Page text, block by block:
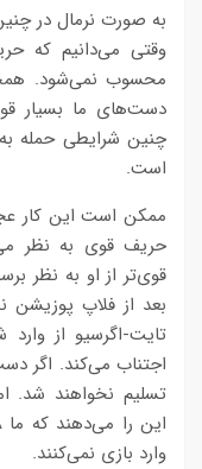
به صورت نرمال در
وقتی می‌دانیم که
محسوب نمی‌شود.
دست‌های ما بسیار
چنین شرایطی حمله
است.
ممکن است این کار
حریف قوی به نظر
قوی‌تر از او به نظر
بعد از فلاپ
تایت-اگرسیو از
اجتناب می‌کند. اگر
تسلیم نخواهند شد.
وارد بازی نمی‌کنند.